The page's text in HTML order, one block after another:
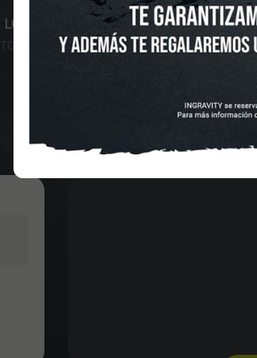
LONGBOARD SKATEBOARD
DE PAGO, DEVOLUCIONES Y DATOS DE